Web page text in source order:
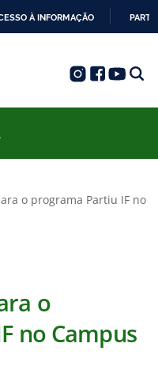
À INFORMAÇÃO
o programa Partiu IF no
o
no Campus